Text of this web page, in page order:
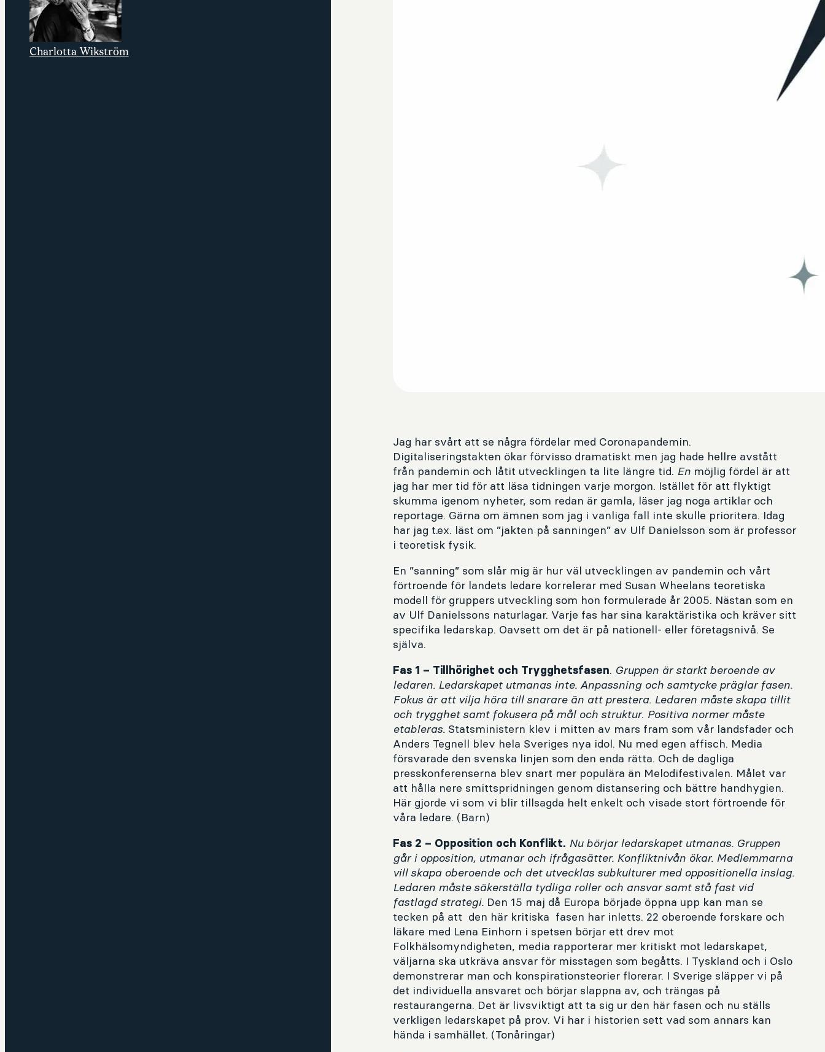
Charlotta Wikström
Jag har svårt att se några fördelar med Coronapandemin.
Digitaliseringstakten ökar förvisso dramatiskt men jag hade hellre avstått
från pandemin och låtit utvecklingen ta lite längre tid. En möjlig fördel är att
jag har mer tid för att läsa tidningen varje morgon. Istället för att flyktigt
skumma igenom nyheter, som redan är gamla, läser jag noga artiklar och
reportage. Gärna om ämnen som jag i vanliga fall inte skulle prioritera. Idag
har jag t.ex. läst om ”jakten på sanningen” av Ulf Danielsson som är professor
i teoretisk fysik.
En ”sanning” som slår mig är hur väl utvecklingen av pandemin och vårt
förtroende för landets ledare korrelerar med Susan Wheelans teoretiska
modell för gruppers utveckling som hon formulerade år 2005. Nästan som en
av Ulf Danielssons naturlagar. Varje fas har sina karaktäristika och kräver sitt
specifika ledarskap. Oavsett om det är på nationell- eller företagsnivå. Se
själva.
Fas 1 – Tillhörighet och Trygghetsfasen. Gruppen är starkt beroende av
ledaren. Ledarskapet utmanas inte. Anpassning och samtycke präglar fasen.
Fokus är att vilja höra till snarare än att prestera. Ledaren måste skapa tillit
och trygghet samt fokusera på mål och struktur. Positiva normer måste
etableras. Statsministern klev i mitten av mars fram som vår landsfader och
Anders Tegnell blev hela Sveriges nya idol. Nu med egen affisch. Media
försvarade den svenska linjen som den enda rätta. Och de dagliga
presskonferenserna blev snart mer populära än Melodifestivalen. Målet var
att hålla nere smittspridningen genom distansering och bättre handhygien.
Här gjorde vi som vi blir tillsagda helt enkelt och visade stort förtroende för
våra ledare. (Barn)
Fas 2 – Opposition och Konflikt. Nu börjar ledarskapet utmanas. Gruppen
går i opposition, utmanar och ifrågasätter. Konfliktnivån ökar. Medlemmarna
vill skapa oberoende och det utvecklas subkulturer med oppositionella inslag.
Ledaren måste säkerställa tydliga roller och ansvar samt stå fast vid
fastlagd strategi. Den 15 maj då Europa började öppna upp kan man se
tecken på att den här kritiska fasen har inletts. 22 oberoende forskare och
läkare med Lena Einhorn i spetsen börjar ett drev mot
Folkhälsomyndigheten, media rapporterar mer kritiskt mot ledarskapet,
väljarna ska utkräva ansvar för misstagen som begåtts. I Tyskland och i Oslo
demonstrerar man och konspirationsteorier florerar. I Sverige släpper vi på
det individuella ansvaret och börjar slappna av, och trängas på
restaurangerna. Det är livsviktigt att ta sig ur den här fasen och nu ställs
verkligen ledarskapet på prov. Vi har i historien sett vad som annars kan
hända i samhället. (Tonåringar)